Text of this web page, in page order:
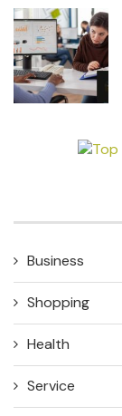
Business
Shopping
Health
Service